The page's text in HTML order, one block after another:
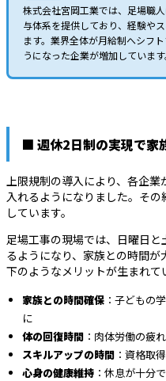
株式会社宮岡工業では、足場職
与体系を提供しており、経験や
ます。業界全体が月給制へシフ
うになった企業が増加しています
■ 週休2日制の実現で家
上限規制の導入により、各企
入れるようになりました。そ
しています。
足場工事の現場では、日曜日
るようになり、家族との時間
下のようなメリットが生まれて
家族との時間確保 ：子どもの
に
体の回復時間 ：肉体労働の疲
スキルアップの時間 ：資格取
心身の健康維持 ：休息が十分